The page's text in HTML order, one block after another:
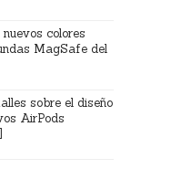
colores
MagSafe del
sobre el diseño
AirPods